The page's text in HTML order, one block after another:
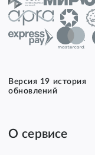
Версия 19 история
обновлений
О сервисе